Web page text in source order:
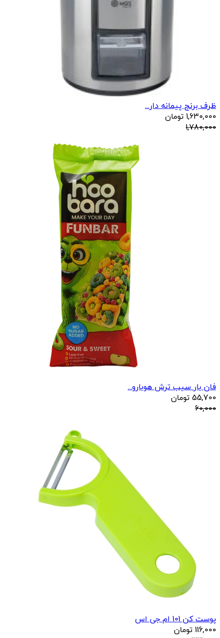
ظرف برنج پیمانه دار...
1,630,000 تومان
1,780,000
فان بار سیب ترش هوبارو...
55,700 تومان
60,000
پوست کن 101 ام جی اس
116,000 تومان